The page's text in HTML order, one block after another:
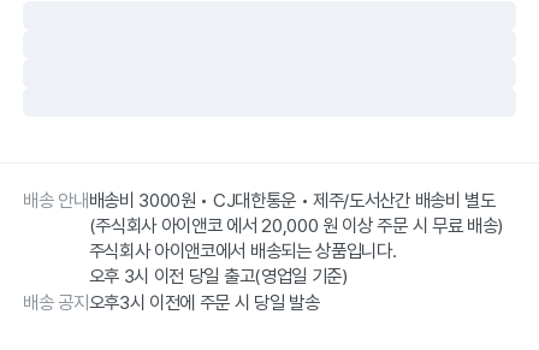
배송 안내배송비 3000원 • CJ대한통운 • 제주/도서산간 배송비 별도
(주식회사 아이앤코 에서 20,000 원 이상 주문 시 무료 배송)
주식회사 아이앤코에서 배송되는 상품입니다.
오후 3시 이전 당일 출고(영업일 기준)
배송 공지오후3시 이전에 주문 시 당일 발송